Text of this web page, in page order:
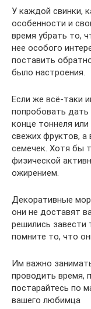
У каждой свинки,
особенности и
время убрать то,
нее особого
поставить
было настроения.
Если же всё-таки
попробовать
конце тоннеля
свежих фруктов, а
семечек. Хотя бы
физической
ожирением.
Декоративные
они не доставят
решились завести
помните то, что
Им важно
проводить время,
постарайтесь по
вашего любимца